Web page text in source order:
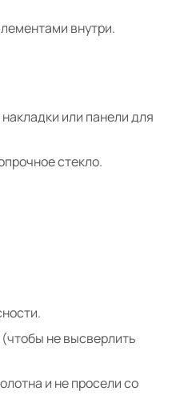
внутри.
или панели для
стекло.
не высверлить
и не просели со